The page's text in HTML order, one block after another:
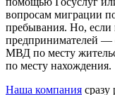
вопросам миграции
пребывания. Но, если
предпринимателей —
МВД по месту
по месту нахождения.
Наша компания сразу